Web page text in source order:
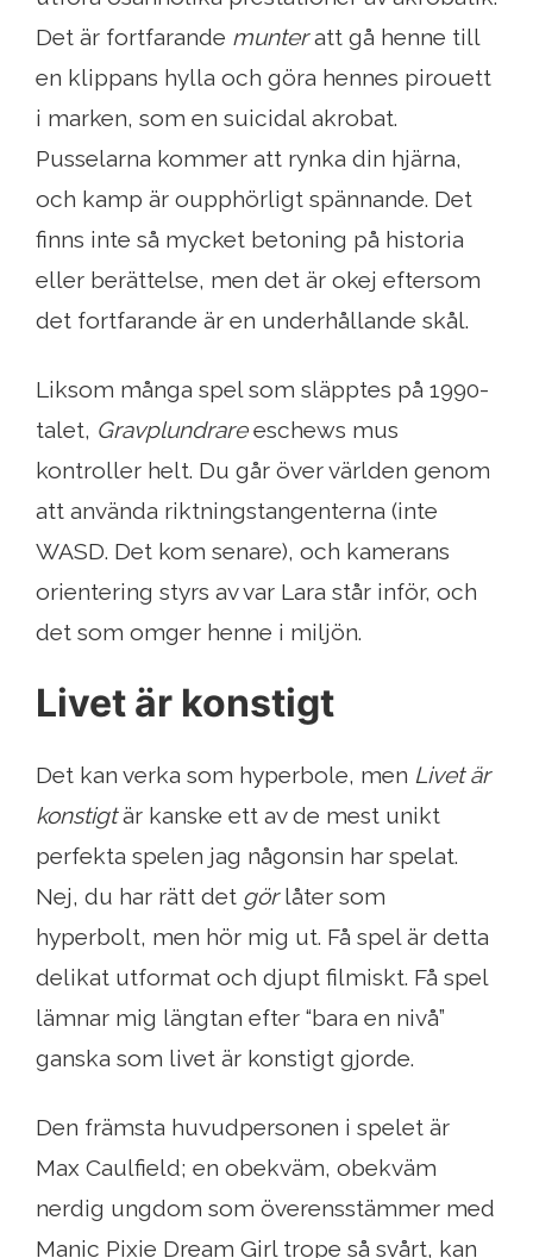
Det är fortfarande munteratt gå henne till
en klippans hylla och göra hennes pirouett
i marken, som en suicidal akrobat.
Pusselarna kommer att rynka din hjärna,
och kamp är oupphörligt spännande. Det
finns inte så mycket betoning på historia
eller berättelse, men det är okej eftersom
det fortfarande är en underhållande skål.
Liksom många spel som släpptes på 1990-
talet, Gravplundrareeschews mus
kontroller helt. Du går över världen genom
att använda riktningstangenterna (inte
WASD. Det kom senare), och kamerans
orientering styrs av var Lara står inför, och
det som omger henne i miljön.
Livet är konstigt
Det kan verka som hyperbole, men Livet är
konstigtär kanske ett av de mest unikt
perfekta spelen jag någonsin har spelat.
Nej, du har rätt det görlåter som
hyperbolt, men hör mig ut. Få spel är detta
delikat utformat och djupt filmiskt. Få spel
lämnar mig längtan efter “bara en nivå”
ganska som livet är konstigt gjorde.
Den främsta huvudpersonen i spelet är
Max Caulfield; en obekväm, obekväm
nerdig ungdom som överensstämmer med
Manic Pixie Dream Girl trope så svårt, kan